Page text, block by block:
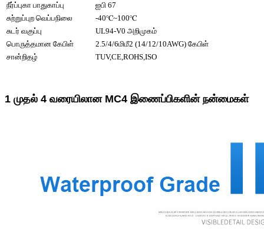
நீர்ப்புகா பாதுகாப்பு
ஐபி 67
சுற்றுப்புற வெப்பநிலை
-40℃~100℃
சுடர் வகுப்பு
UL94-V0 அறிமுகம்
பொருத்தமான கேபிள்
2.5/4/6மிமீ2 (14/12/10AWG) கேபிள்
சான்றிதழ்
TUV,CE,ROHS,ISO
1 முதல் 4 வரையிலான MC4 இணைப்பிகளின் நன்மைகள்